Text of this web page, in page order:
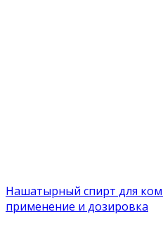
Нашатырный спирт для
применение и дозировка